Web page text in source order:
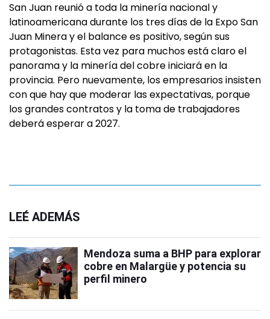
San Juan reunió a toda la minería nacional y
latinoamericana durante los tres días de la Expo San
Juan Minera y el balance es positivo, según sus
protagonistas. Esta vez para muchos está claro el
panorama y la minería del cobre iniciará en la
provincia. Pero nuevamente, los empresarios insisten
con que hay que moderar las expectativas, porque
los grandes contratos y la toma de trabajadores
deberá esperar a 2027.
LEÉ ADEMÁS
Mendoza suma a BHP para explorar
cobre en Malargüe y potencia su
perfil minero